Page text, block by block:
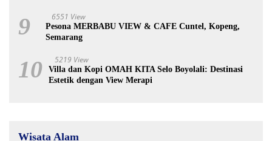
9 6551 View
Pesona MERBABU VIEW & CAFE Cuntel, Kopeng,
Semarang
10 5219 View
Villa dan Kopi OMAH KITA Selo Boyolali: Destinasi
Estetik dengan View Merapi
Wisata Alam